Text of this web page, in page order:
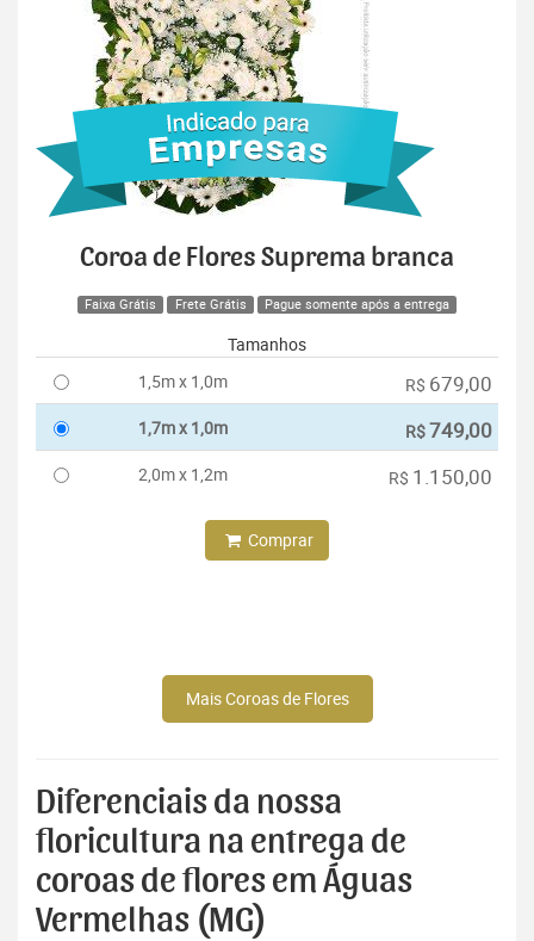
Coroa de Flores Suprema branca
Faixa Grátis Frete Grátis Pague somente após a entrega
Tamanhos
1,5m x 1,0m
R$ 679,00
1,7m x 1,0m R$749,00
2,0m x 1,2m R$ 1.150,00
Comprar
Mais Coroas de Flores
Diferenciais da nossa
floricultura na entrega de
coroas de flores em Águas
Vermelhas (MG)